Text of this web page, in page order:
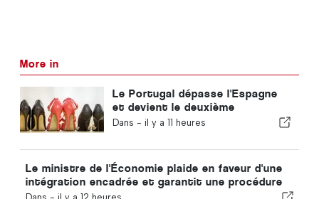
More in
Le Portugal dépasse l'Espagne
et devient le deuxième
producteur européen de
Dans - il y a 11 heures
Le ministre de l'Économie plaide en faveur d'une
intégration encadrée et garantit une procédure
accélérée pour les immigrés